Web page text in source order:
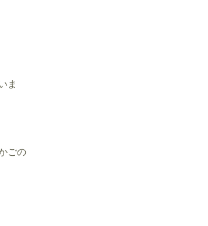
ま
ごの